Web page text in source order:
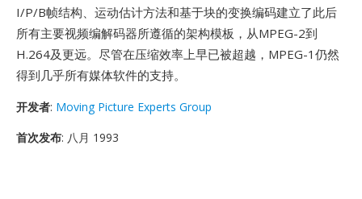
I/P/B帧结构、运动估计方法和基于块的变换编码建立了此后
所有主要视频编解码器所遵循的架构模板，从MPEG-2到
H.264及更远。尽管在压缩效率上早已被超越，MPEG-1仍然
得到几乎所有媒体软件的支持。
开发者: Moving Picture Experts Group
首次发布: 八月 1993